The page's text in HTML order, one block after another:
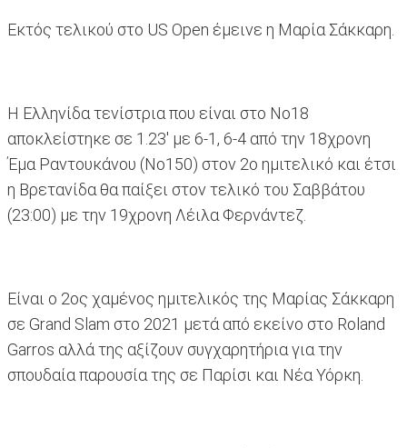
Εκτός τελικού στο US Open έμεινε η Μαρία Σάκκαρη.
Η Ελληνίδα τενίστρια που είναι στο Νο18
αποκλείστηκε σε 1.23' με 6-1, 6-4 από την 18χρονη
Έμα Ραντουκάνου (Νο150) στον 2ο ημιτελικό και έτσι
η Βρετανίδα θα παίξει στον τελικό του Σαββάτου
(23:00) με την 19χρονη Λέιλα Φερνάντεζ.
Είναι ο 2ος χαμένος ημιτελικός της Μαρίας Σάκκαρη
σε Grand Slam στο 2021 μετά από εκείνο στο Roland
Garros αλλά της αξίζουν συγχαρητήρια για την
σπουδαία παρουσία της σε Παρίσι και Νέα Υόρκη.